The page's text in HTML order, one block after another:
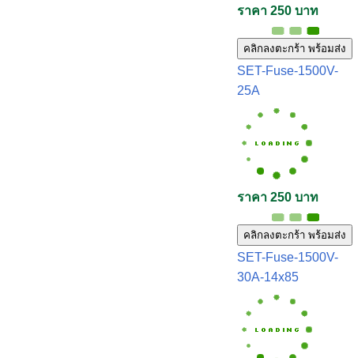
ราคา 250 บาท
คลิกลงตะกร้า พร้อมส่ง
SET-Fuse-1500V-
25A
ราคา 250 บาท
คลิกลงตะกร้า พร้อมส่ง
SET-Fuse-1500V-
30A-14x85